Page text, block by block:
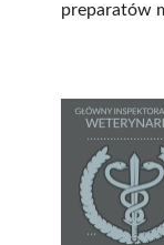
preparatów